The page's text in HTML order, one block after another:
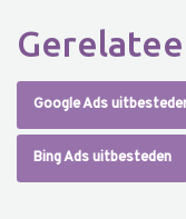
Google Ads
Bing Ads uitbesteden